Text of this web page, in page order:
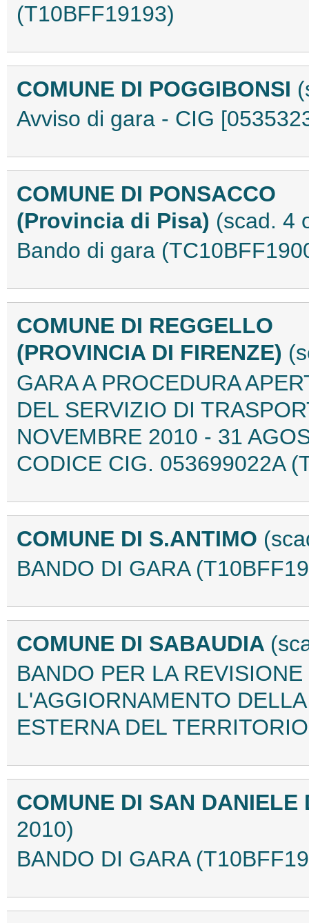
(T10BFF19193)
COMUNE DI POGGIBONSI
Avviso di gara - CIG
COMUNE DI PONSACCO
(Provincia di Pisa) (scad. 4
Bando di gara
COMUNE DI REGGELLO
(PROVINCIA DI FIRENZE)
GARA A PROCEDURA
DEL SERVIZIO DI
NOVEMBRE 2010 - 31
CODICE CIG. 053699022A
COMUNE DI S.ANTIMO
BANDO DI GARA
COMUNE DI SABAUDIA
BANDO PER LA
L'AGGIORNAMENTO
ESTERNA DEL
COMUNE DI SAN
2010)
BANDO DI GARA